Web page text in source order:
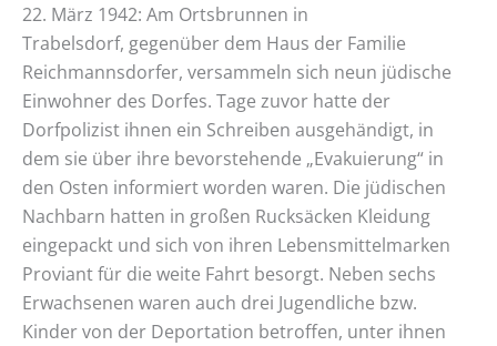
22. März 1942: Am Ortsbrunnen in
Trabelsdorf, gegenüber dem Haus der Familie
Reichmannsdorfer, versammeln sich neun jüdische
Einwohner des Dorfes. Tage zuvor hatte der
Dorfpolizist ihnen ein Schreiben ausgehändigt, in
dem sie über ihre bevorstehende „Evakuierung“ in
den Osten informiert worden waren. Die jüdischen
Nachbarn hatten in großen Rucksäcken Kleidung
eingepackt und sich von ihren Lebensmittelmarken
Proviant für die weite Fahrt besorgt. Neben sechs
Erwachsenen waren auch drei Jugendliche bzw.
Kinder von der Deportation betroffen, unter ihnen